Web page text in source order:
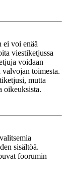
voi enää
viestiketjussa
voidaan
toimesta.
mutta
oikeuksista.
sisältöä.
foorumin